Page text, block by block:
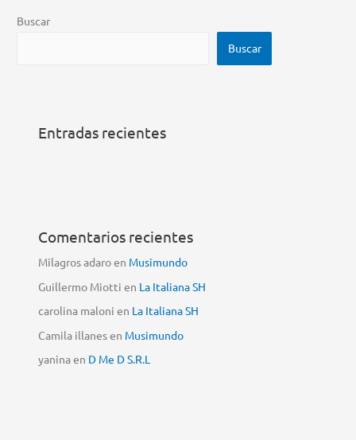
Buscar
Buscar
Entradas recientes
Comentarios recientes
Milagros adaroen Musimundo
Guillermo Miotti en La Italiana SH
carolina maloni en La Italiana SH
Camila illanesen Musimundo
yaninaen D Me D S.R.L